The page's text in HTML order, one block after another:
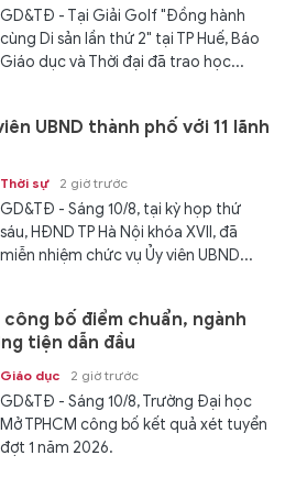
GD&TĐ - Tại Giải Golf "Đồng hành
cùng Di sản lần thứ 2" tại TP Huế, Báo
Giáo dục và Thời đại đã trao học...
UBND thành phố với 11 lãnh
Thời sự 2 giờ trước
GD&TĐ - Sáng 10/8, tại kỳ họp thứ
sáu, HĐND TP Hà Nội khóa XVII, đã
miễn nhiệm chức vụ Ủy viên UBND...
bố điểm chuẩn, ngành
tiện dẫn đầu
Giáo dục 2 giờ trước
GD&TĐ - Sáng 10/8, Trường Đại học
Mở TPHCM công bố kết quả xét tuyển
đợt 1 năm 2026.